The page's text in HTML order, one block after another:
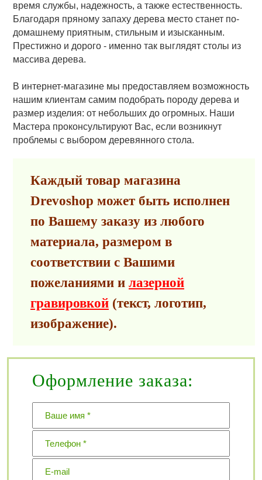
время службы, надежность, а также естественность.
Благодаря пряному запаху дерева место станет по-
домашнему приятным, стильным и изысканным.
Престижно и дорого - именно так выглядят столы из
массива дерева.
В интернет-магазине мы предоставляем возможность
нашим клиентам самим подобрать породу дерева и
размер изделия: от небольших до огромных. Наши
Мастера проконсультируют Вас, если возникнут
проблемы с выбором деревянного стола.
Каждый товар магазина
Drevoshop может быть исполнен
по Вашему заказу из любого
материала, размером в
соответствии с Вашими
пожеланиями и лазерной
гравировкой (текст, логотип,
изображение).
Оформление заказа: